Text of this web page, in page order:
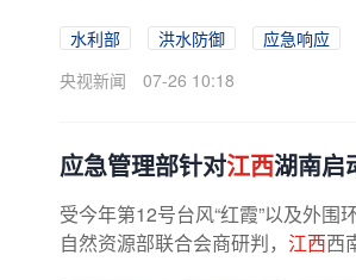
水利部 洪水防御
应急响应
央视新闻
07-26 10:18
应急管理部针对江西湖南启
受今年第12号台风“红霞”以及外围
自然资源部联合会商研判， 江西西